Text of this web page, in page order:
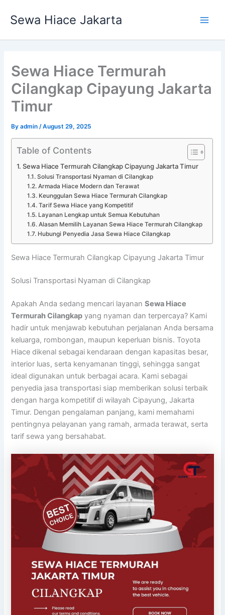
Sewa Hiace Jakarta
Sewa Hiace Termurah
Cilangkap Cipayung Jakarta
Timur
Byadmin /August 29, 2025
Table of Contents
Sewa Hiace Termurah Cilangkap Cipayung Jakarta Timur
Solusi Transportasi Nyaman di Cilangkap
Armada Hiace Modern dan Terawat
Keunggulan Sewa Hiace Termurah Cilangkap
Tarif Sewa Hiace yang Kompetitif
Layanan Lengkap untuk Semua Kebutuhan
Alasan Memilih Layanan Sewa Hiace Termurah Cilangkap
Hubungi Penyedia Jasa Sewa Hiace Cilangkap
Sewa Hiace Termurah Cilangkap Cipayung Jakarta Timur
Solusi Transportasi Nyaman di Cilangkap
Apakah Anda sedang mencari layananSewa Hiace
Termurah Cilangkap yang nyaman dan terpercaya? Kami
hadir untuk menjawab kebutuhan perjalanan Anda bersama
keluarga, rombongan, maupun keperluan bisnis. Toyota
Hiace dikenal sebagai kendaraan dengan kapasitas besar,
interior luas, serta kenyamanan tinggi, sehingga sangat
ideal digunakan untuk berbagai acara. Kami sebagai
penyedia jasa transportasi siap memberikan solusi terbaik
dengan harga kompetitif di wilayah Cipayung, Jakarta
Timur. Dengan pengalaman panjang, kami memahami
pentingnya pelayanan yang ramah, armada terawat, serta
tarif sewa yang bersahabat.